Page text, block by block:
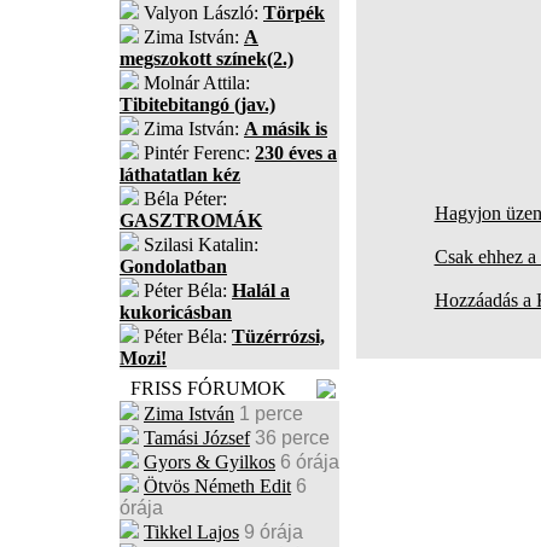
Valyon László: Törpék
Zima István: A
megszokott színek(2.)
Molnár Attila:
Tibitebitangó (jav.)
Zima István: A másik is
Pintér Ferenc: 230 éves a
láthatatlan kéz
Béla Péter:
GASZTROMÁK
Szilasi Katalin:
Gondolatban
Péter Béla: Halál a
kukoricásban
Péter Béla: Tüzérrózsi,
Mozi!
FRISS FÓRUMOK
Zima István 1 perce
Tamási József 36 perce
Gyors & Gyilkos 6 órája
Ötvös Németh Edit 6
órája
Tikkel Lajos 9 órája
Hagyjon
Csak ehhez
Hozzáadás